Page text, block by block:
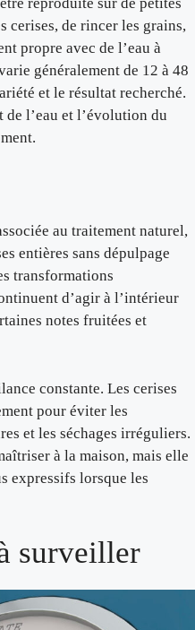
cerises, de rincer les grains,
propre avec de l’eau à
généralement de 12 à 48
et le résultat recherché.
l’eau et l’évolution du
au traitement naturel,
entières sans dépulpage
transformations
d’agir à l’intérieur
notes fruitées et
constante. Les cerises
pour éviter les
et les séchages irréguliers.
à la maison, mais elle
expressifs lorsque les
surveiller